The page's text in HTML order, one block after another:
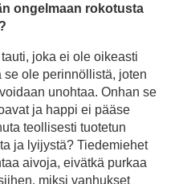
ongelmaan rokotusta
joka ei ole oikeasti
se ole perinnöllistä, joten
unohtaa. Onhan se
ja happi ei pääse
teollisesti tuotetun
ja lyijystä? Tiedemiehet
aivoja, eivätkä purkaa
miksi vanhukset